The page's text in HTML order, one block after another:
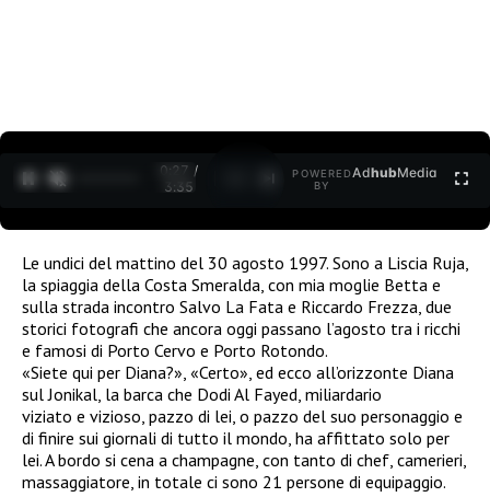
0:27 /
3:35
POWERED
BY
AdhubMedia
Le undici del mattino del 30 agosto 1997. Sono a Liscia Ruja,
la spiaggia della Costa Smeralda, con mia moglie Betta e
sulla strada incontro Salvo La Fata e Riccardo Frezza, due
storici fotografi che ancora oggi passano l’agosto tra i ricchi
e famosi di Porto Cervo e Porto Rotondo.
«Siete qui per Diana?», «Certo», ed ecco all’orizzonte Diana
sul Jonikal, la barca che Dodi Al Fayed, miliardario
viziato e vizioso, pazzo di lei, o pazzo del suo personaggio e
di finire sui giornali di tutto il mondo, ha affittato solo per
lei. A bordo si cena a champagne, con tanto di chef, camerieri,
massaggiatore, in totale ci sono 21 persone di equipaggio.